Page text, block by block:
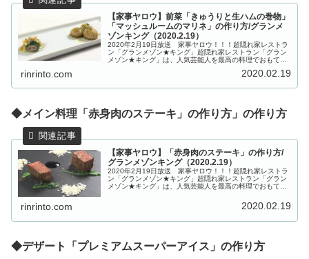
【家事ヤロウ】前菜「きゅうりと生ハムの巻物」
「マッシュルームのマリネ」の作り方/グランメ
ゾンキング（2020.2.19）
2020年2月19日放送 家事ヤロウ！！！超隠れ家レストラ
ン「グランメゾン★キング」超隠れ家レストラン「グラン
メゾン★キング」は、人気芸能人を最高の料理でおもてな
rinrinto.com 2020.02.19
◆メイン料理「赤身肉のステーキ」の作り方」の作り方
【家事ヤロウ】「赤身肉のステーキ」の作り方/
グランメゾンキング（2020.2.19）
2020年2月19日放送 家事ヤロウ！！！超隠れ家レストラ
ン「グランメゾン★キング」超隠れ家レストラン「グラン
メゾン★キング」は、人気芸能人を最高の料理でおもてな
rinrinto.com 2020.02.19
◆デザート「プレミアムスーパーアイス」の作り方